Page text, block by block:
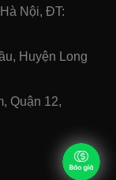
Nội, ĐT:
Huyện Long
Quận 12,